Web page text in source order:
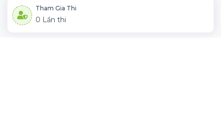
Tham Gia Thi
0 Lần thi